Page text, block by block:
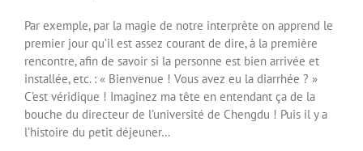
Par exemple, par la magie de notre interprète on apprend le
premier jour qu’il est assez courant de dire, à la première
rencontre, afin de savoir si la personne est bien arrivée et
installée, etc. : « Bienvenue ! Vous avez eu la diarrhée ? »
C’est véridique ! Imaginez ma tête en entendant ça de la
bouche du directeur de l’université de Chengdu ! Puis il y a
l’histoire du petit déjeuner…